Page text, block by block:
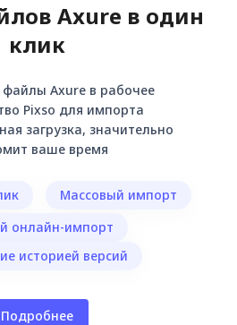
Axure в один
клик
Axure в рабочее
Pixso для импорта
загрузка, значительно
ваше время
Массовый импорт
онлайн-импорт
историей версий
Подробнее